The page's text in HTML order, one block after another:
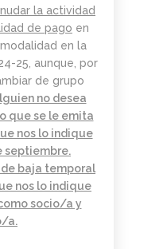
la actividad
de pago en
en la
25, aunque, por
de grupo
no desea
que se le emita
nos lo indique
septiembre.
baja temporal
nos lo indique
socio/a y
a.